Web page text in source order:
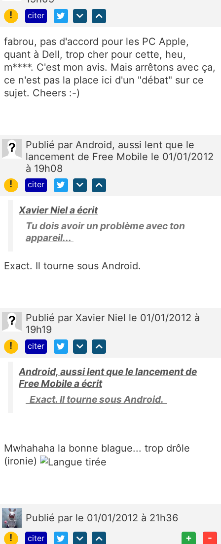
!
citer
fabrou, pas d'accord pour les PC Apple,
quant à Dell, trop cher pour cette, heu,
m****. C'est mon avis. Mais arrêtons avec ça,
ce n'est pas la place ici d'un "débat" sur ce
sujet. Cheers :-)
Publié par Android, aussi lent que le
lancement de Free Mobile le 01/01/2012
à 19h08
!
citer
Xavier Niel a écrit
Tu dois avoir un problème avec ton
appareil...
Exact. Il tourne sous Android.
Publié par Xavier Niel le 01/01/2012 à
19h19
!
citer
Android, aussi lent que le lancement de
Free Mobile a écrit
Exact. Il tourne sous Android.
Mwhahaha la bonne blague... trop drôle
(ironie)
Publié par le 01/01/2012 à 21h36
!
citer + -